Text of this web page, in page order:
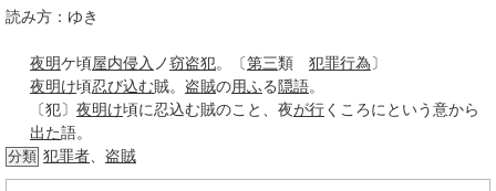
読み方：ゆき
夜明ケ頃屋内侵入 ノ窃盗犯。〔第三類 犯罪行為〕
夜明け頃忍び込む賊。 盗賊の用ふる隠語。
〔犯〕 夜明け頃に忍込む賊のこと、夜が行くころにという意から
出た語。
分類 犯罪者 盗賊